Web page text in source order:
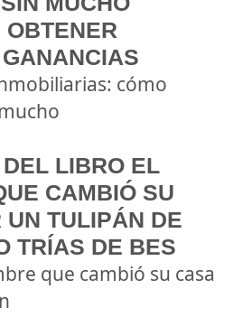
cómo
LIBRO EL
CAMBIÓ SU
UN TULIPÁN DE
TRÍAS DE BES
que cambió su casa